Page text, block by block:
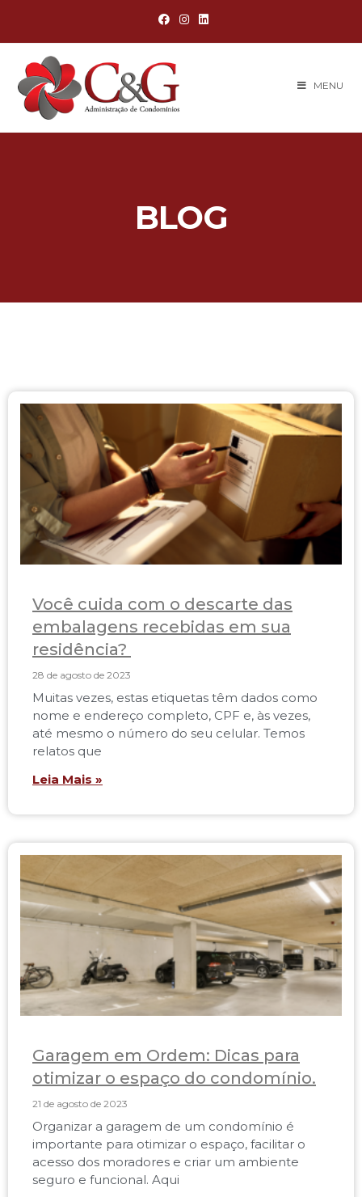
MENU
BLOG
Você cuida com o descarte das
embalagens recebidas em sua
residência?
28 de agosto de 2023
Muitas vezes, estas etiquetas têm dados como
nome e endereço completo, CPF e, às vezes,
até mesmo o número do seu celular. Temos
relatos que
Leia Mais »
Garagem em Ordem: Dicas para
otimizar o espaço do condomínio.
21 de agosto de 2023
Organizar a garagem de um condomínio é
importante para otimizar o espaço, facilitar o
acesso dos moradores e criar um ambiente
seguro e funcional. Aqui